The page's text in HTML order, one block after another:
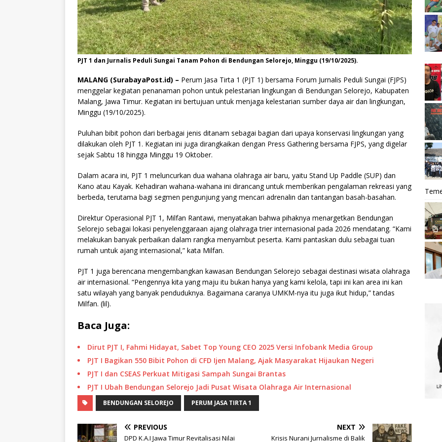
PJT 1 dan Jurnalis Peduli Sungai Tanam Pohon di Bendungan Selorejo, Minggu (19/10/2025).
MALANG (SurabayaPost.id) – Perum Jasa Tirta 1 (PJT 1) bersama Forum Jurnalis Peduli Sungai (FJPS)
menggelar kegiatan penanaman pohon untuk pelestarian lingkungan di Bendungan Selorejo, Kabupaten
Malang, Jawa Timur. Kegiatan ini bertujuan untuk menjaga kelestarian sumber daya air dan lingkungan,
Minggu (19/10/2025).
Puluhan bibit pohon dari berbagai jenis ditanam sebagai bagian dari upaya konservasi lingkungan yang
dilakukan oleh PJT 1. Kegiatan ini juga dirangkaikan dengan Press Gathering bersama FJPS, yang digelar
sejak Sabtu 18 hingga Minggu 19 Oktober.
Dalam acara ini, PJT 1 meluncurkan dua wahana olahraga air baru, yaitu Stand Up Paddle (SUP) dan
Kano atau Kayak. Kehadiran wahana-wahana ini dirancang untuk memberikan pengalaman rekreasi yang
berbeda, terutama bagi segmen pengunjung yang mencari adrenalin dan tantangan basah-basahan.
Direktur Operasional PJT 1, Milfan Rantawi, menyatakan bahwa pihaknya menargetkan Bendungan
Selorejo sebagai lokasi penyelenggaraan ajang olahraga trier internasional pada 2026 mendatang. “Kami
melakukan banyak perbaikan dalam rangka menyambut peserta. Kami pantaskan dulu sebagai tuan
rumah untuk ajang internasional,” kata Milfan.
PJT 1 juga berencana mengembangkan kawasan Bendungan Selorejo sebagai destinasi wisata olahraga
air internasional. “Pengennya kita yang maju itu bukan hanya yang kami kelola, tapi ini kan area ini kan
satu wilayah yang banyak penduduknya. Bagaimana caranya UMKM-nya itu juga ikut hidup,” tandas
Milfan. (lil).
Baca Juga:
Dirut PJT I, Fahmi Hidayat, Sabet Top Young CEO 2025 Versi Infobank Media Group
PJT I Bagikan 550 Bibit Pohon di CFD Ijen Malang, Ajak Masyarakat Hijaukan Negeri
PJT I dan CSEAS Perkuat Mitigasi Sampah Sungai Brantas
PJT I Ubah Bendungan Selorejo Jadi Pusat Wisata Olahraga Air Internasional
BENDUNGAN SELOREJO PERUM JASA TIRTA 1
PREVIOUS
DPD K.A.I Jawa Timur Revitalisasi Nilai
NEXT
Krisis Nurani Jurnalisme di Balik